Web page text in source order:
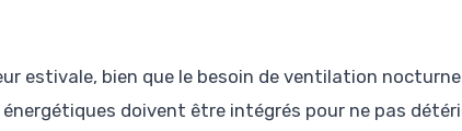
estivale, bien que le besoin de ventilation
doivent être intégrés pour ne pas